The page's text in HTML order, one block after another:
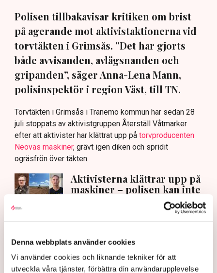
Denna webbplats använder cookies
Vi använder cookies och liknande tekniker för att
utveckla våra tjänster, förbättra din användarupplevelse
Polisen tillbakavisar kritiken om brist
på agerande mot aktivistaktionerna vid
torvtäkten i Grimsås. ”Det har gjorts
både avvisanden, avlägsnanden och
gripanden”, säger Anna-Lena Mann,
polisinspektör i region Väst, till TN.
Torvtäkten i Grimsås i Tranemo kommun har sedan 28
juli stoppats av aktivistgruppen Återställ Våtmarker
efter att aktivister har klättrat upp på torvproducenten
Neovas maskiner, grävt igen diken och spridit
ogräsfrön över täkten.
Aktivisterna klättrar upp på
maskiner – polisen kan inte
avvisa dem: ”Upptrappning
Näringsliv
AI-sammanfattning
Torvtäkten i Grimsås har stoppats av aktivister